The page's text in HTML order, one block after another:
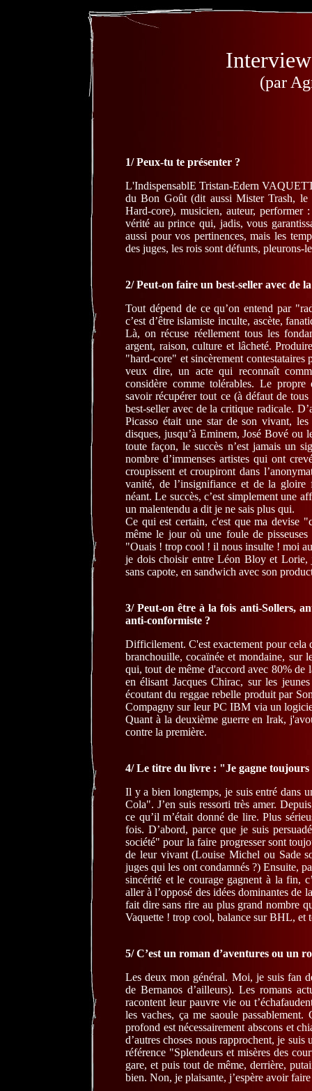
(par
1/ Peux-tu te présenter ?
L'IndispensablE Tristan-Edern
du Bon Goût (dit aussi Mister Trash,
Hard-core), musicien, auteur,
vérité au prince qui, jadis, vous
aussi pour vos pertinences, mais les
des juges, les rois sont défunts, pleurons-
2/ Peut-on faire un best-seller avec de
Tout dépend de ce qu’on entend par
c’est d’être islamiste inculte, ascète,
Là, on récuse réellement tous les
argent, raison, culture et lâcheté.
"hard-core" et sincèrement contestataires
veux dire, un acte qui reconnaît
considère comme tolérables. Le propre
savoir récupérer tout ce (à défaut de
best-seller avec de la critique radicale.
Picasso était une star de son vivant,
disques, jusqu’à Eminem, José Bové ou
toute façon, le succès n’est jamais un
nombre d’immenses artistes qui ont
croupissent et croupiront dans
vanité, de l’insignifiance et de la
néant. Le succès, c’est simplement une
un malentendu a dit je ne sais plus qui.
Ce qui est certain, c'est que ma devise
même le jour où une foule de
"Ouais ! trop cool ! il nous insulte ! moi
je dois choisir entre Léon Bloy et Lorie,
sans capote, en sandwich avec son
3/ Peut-on être à la fois anti-Sollers,
anti-conformiste ?
Difficilement. C'est exactement pour
branchouille, cocaïnée et mondaine, sur
qui, tout de même d'accord avec 80% de
en élisant Jacques Chirac, sur les
écoutant du reggae rebelle produit par
Compagny sur leur PC IBM via un
Quant à la deuxième guerre en Irak,
contre la première.
4/ Le titre du livre : "Je gagne toujours
Il y a bien longtemps, je suis entré dans
Cola". J’en suis ressorti très amer.
ce qu’il m’était donné de lire. Plus
fois. D’abord, parce que je suis
société" pour la faire progresser sont
de leur vivant (Louise Michel ou Sade
juges qui les ont condamnés ?) Ensuite,
sincérité et le courage gagnent à la fin,
aller à l’opposé des idées dominantes de
fait dire sans rire au plus grand nombre
Vaquette ! trop cool, balance sur BHL, et
5/ C’est un roman d’aventures ou un
Les deux mon général. Moi, je suis fan
de Bernanos d’ailleurs). Les romans
racontent leur pauvre vie ou
les vaches, ça me saoule
profond est nécessairement abscons et
d’autres choses nous rapprochent, je
référence "Splendeurs et misères des
gare, et puis tout de même, derrière,
bien. Non, je plaisante, j’espère avoir